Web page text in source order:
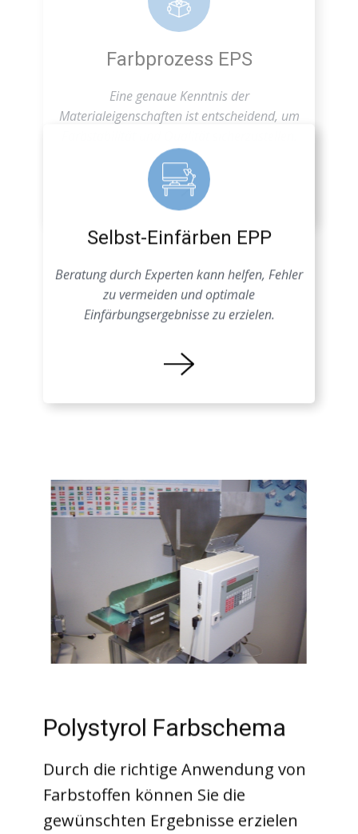
Farbstabilität und Qualität sicherzustellen.
Selbst-Einfärben EPP
Beratung durch Experten kann helfen, Fehler
zu vermeiden und optimale
Einfärbungsergebnisse zu erzielen.
Polystyrol Farbschema
Durch die richtige Anwendung von
Farbstoffen können Sie die
gewünschten Ergebnisse erzielen